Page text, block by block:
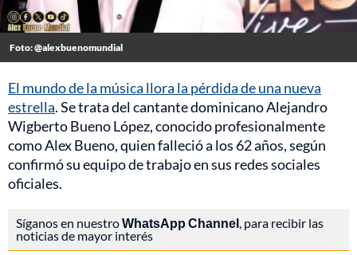
Foto: @alexbuenomundial
El mundo de la música llora la pérdida de una nueva
estrella. Se trata del cantante dominicano Alejandro
Wigberto Bueno López, conocido profesionalmente
como Alex Bueno, quien falleció a los 62 años, según
confirmó su equipo de trabajo en sus redes sociales
oficiales.
Síganos en nuestroWhatsApp Channel, para recibir las
noticias de mayor interés